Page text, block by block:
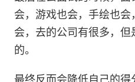
会，游戏也会，手绘也
会，去的公司有很多，
的。
最终反而会降低自己的